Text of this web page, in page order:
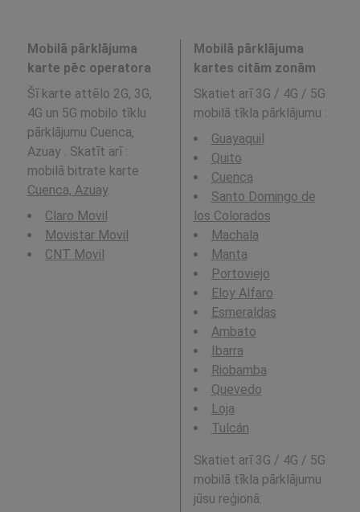
Mobilā pārklājuma
karte pēc operatora
Šī karte attēlo 2G, 3G,
4G un 5G mobilo tīklu
pārklājumu Cuenca,
Azuay . Skatīt arī :
mobilā bitrate karte
Cuenca, Azuay.
Claro Movil
Movistar Movil
CNT Movil
Mobilā pārklājuma
kartes citām zonām
Skatiet arī 3G / 4G / 5G
mobilā tīkla pārklājumu :
Guayaquil
Quito
Cuenca
Santo Domingo de
los Colorados
Machala
Manta
Portoviejo
Eloy Alfaro
Esmeraldas
Ambato
Ibarra
Riobamba
Quevedo
Loja
Tulcán
Skatiet arī 3G / 4G / 5G
mobilā tīkla pārklājumu
jūsu reģionā: